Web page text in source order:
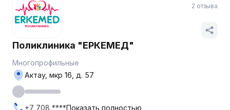
Поликлиника "ЕРКЕМЕД"
Многопрофильные
Актау, мкр 16, д. 57
+7 708 ****Показать полностью
2 отзыва